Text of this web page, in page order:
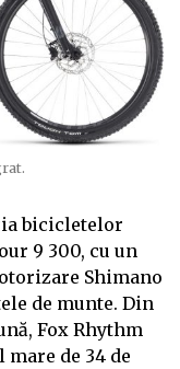
bicicletelor
9 300, cu un
Shimano
de munte. Din
Fox Rhythm
de 34 de